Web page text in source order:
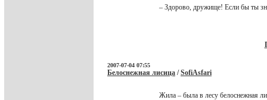
– Здорово, дружище! Если бы ты
2007-07-04 07:55
Белоснежная лисица /SofiAsfari
Жила – была в лесу белоснежная